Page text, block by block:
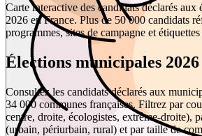
Carte interactive des candidats déclarés aux
2026 en France. Plus de 50 000 candidats
programmes, sites de campagne et
Élections municipales 2026
Consultez les candidats déclarés aux
34 000 communes françaises. Filtrez par
centre, droite, écologistes, extrême-droite),
(urbain, périurbain, rural) et par taille de